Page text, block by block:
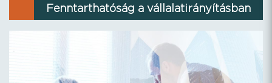
Fenntarthatóság a vállalatirányításban